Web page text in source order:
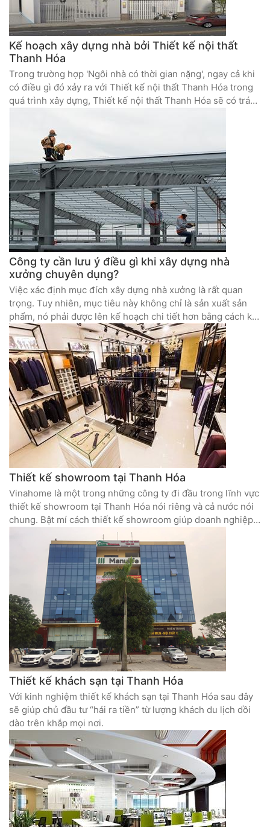
Kế hoạch xây dựng nhà bởi Thiết kế nội thất
Thanh Hóa
Trong trường hợp 'Ngôi nhà có thời gian nặng', ngay cả khi
có điều gì đó xảy ra với Thiết kế nội thất Thanh Hóa trong
quá trình xây dựng, Thiết kế nội thất Thanh Hóa sẽ có trách
phí xây dựng ...
Công ty cần lưu ý điều gì khi xây dựng nhà
xưởng chuyên dụng?
Việc xác định mục đích xây dựng nhà xưởng là rất quan
trọng. Tuy nhiên, mục tiêu này không chỉ là sản xuất sản
phẩm, nó phải được lên kế hoạch chi tiết hơn bằng cách kết
hợp nhiều yếu tố
Thiết kế showroom tại Thanh Hóa
Vinahome là một trong những công ty đi đầu trong lĩnh vực
thiết kế showroom tại Thanh Hóa nói riêng và cả nước nói
chung. Bật mí cách thiết kế showroom giúp doanh nghiệp
Thiết kế khách sạn tại Thanh Hóa
Với kinh nghiệm thiết kế khách sạn tại Thanh Hóa sau đây
sẽ giúp chủ đầu tư “hái ra tiền” từ lượng khách du lịch dồi
dào trên khắp mọi nơi.